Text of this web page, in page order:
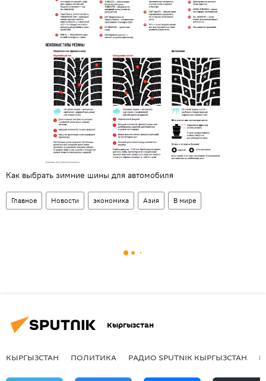
Как выбрать зимние шины для автомобиля
Главное Новости экономика Азия В мире
Кыргызстан
КЫРГЫЗСТАН ПОЛИТИКА РАДИО SPUTNIK КЫРГЫЗСТАН